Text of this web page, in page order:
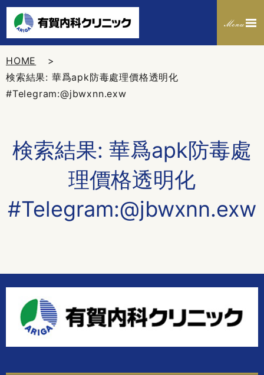
HOME
検索結果: 華爲apk防毒處理價格透明化
#Telegram:@jbwxnn.exw
検索結果: 華爲apk防毒處
理價格透明化
#Telegram:@jbwxnn.exw